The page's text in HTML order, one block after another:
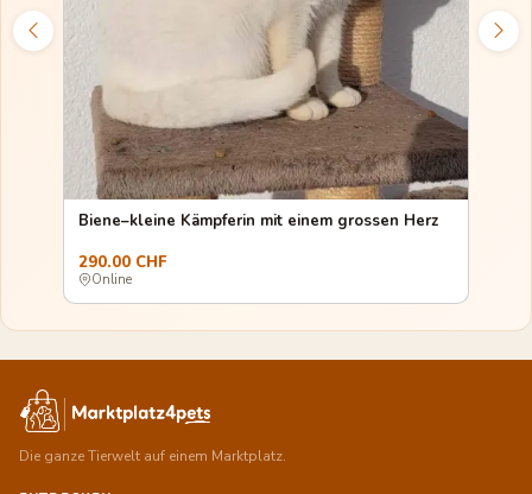
Biene–kleine Kämpferin mit einem grossen Herz
290.00 CHF
Online
Die ganze Tierwelt auf einem Marktplatz.